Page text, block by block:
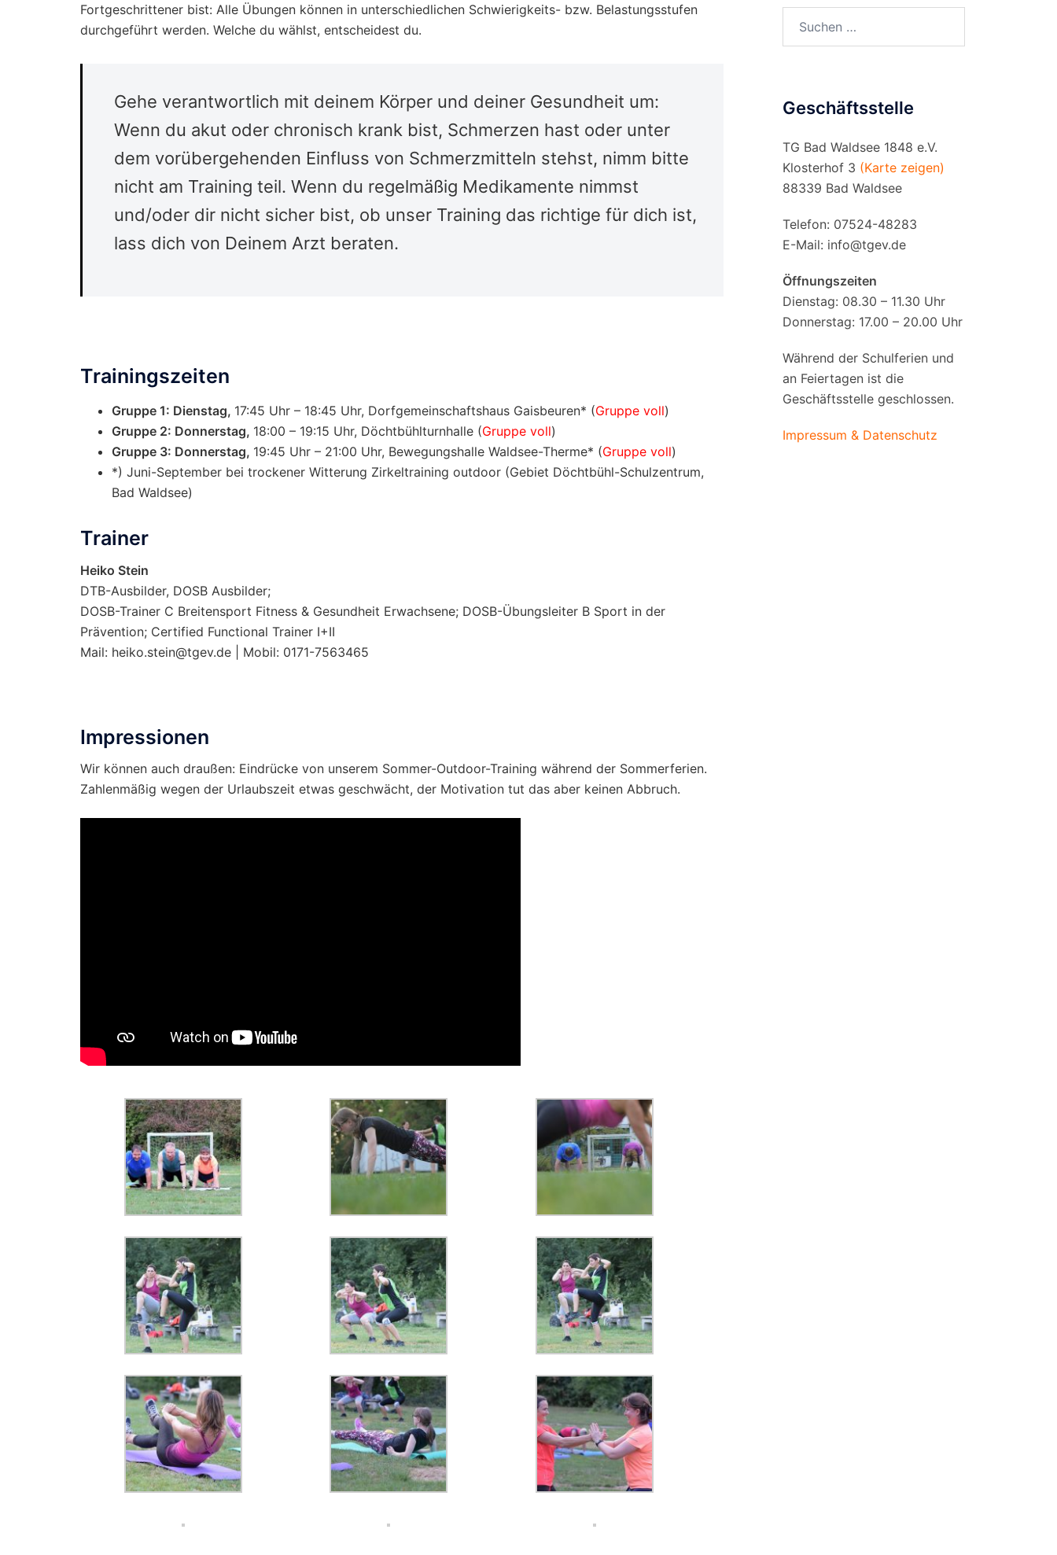
Fortgeschrittener bist: Alle Übungen können in unterschiedlichen Schwierigkeits- bzw. Belastungsstufen
durchgeführt werden. Welche du wählst, entscheidest du.
Gehe verantwortlich mit deinem Körper und deiner Gesundheit um:
Wenn du akut oder chronisch krank bist, Schmerzen hast oder unter
dem vorübergehenden Einfluss von Schmerzmitteln stehst, nimm bitte
nicht am Training teil. Wenn du regelmäßig Medikamente nimmst
und/oder dir nicht sicher bist, ob unser Training das richtige für dich ist,
lass dich von Deinem Arzt beraten.
Trainingszeiten
Gruppe 1: Dienstag, 17:45 Uhr – 18:45 Uhr, Dorfgemeinschaftshaus Gaisbeuren* (Gruppe voll)
Gruppe 2: Donnerstag, 18:00 – 19:15 Uhr, Döchtbühlturnhalle (Gruppe voll)
Gruppe 3: Donnerstag, 19:45 Uhr – 21:00 Uhr, Bewegungshalle Waldsee-Therme* (Gruppe voll)
*) Juni-September bei trockener Witterung Zirkeltraining outdoor (Gebiet Döchtbühl-Schulzentrum,
Bad Waldsee)
Trainer
Heiko Stein
DTB-Ausbilder, DOSB Ausbilder;
DOSB-Trainer C Breitensport Fitness & Gesundheit Erwachsene; DOSB-Übungsleiter B Sport in der
Prävention; Certified Functional Trainer I+II
Mail: heiko.stein@tgev.de | Mobil: 0171-7563465
Impressionen
Wir können auch draußen: Eindrücke von unserem Sommer-Outdoor-Training während der Sommerferien.
Zahlenmäßig wegen der Urlaubszeit etwas geschwächt, der Motivation tut das aber keinen Abbruch.
nach:
Geschäftsstelle
TG Bad Waldsee 1848 e.V.
Klosterhof 3 (Karte zeigen)
88339 Bad Waldsee
Telefon: 07524-48283
E-Mail: info@tgev.de
Öffnungszeiten
Dienstag: 08.30 – 11.30 Uhr
Donnerstag: 17.00 – 20.00 Uhr
Während der Schulferien und
an Feiertagen ist die
Geschäftsstelle geschlossen.
Impressum & Datenschutz